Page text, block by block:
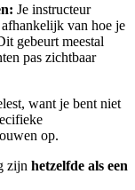
Je instructeur
van hoe je
gebeurt meestal
pas zichtbaar
want je bent niet
op.
zijn hetzelfde als een